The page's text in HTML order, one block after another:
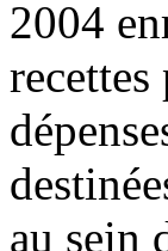
2004
au sein